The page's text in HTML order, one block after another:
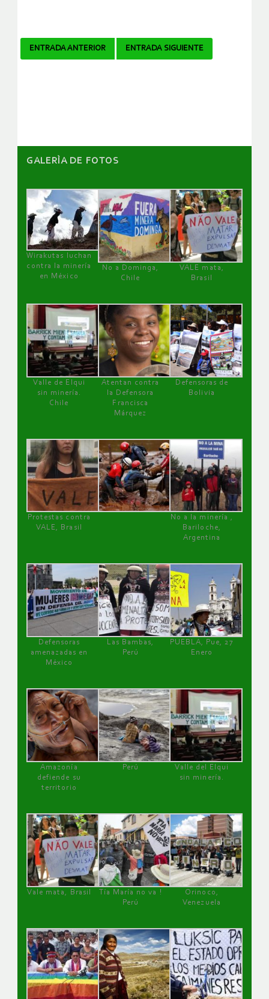
Navegador
ENTRADA ANTERIOR ENTRADA SIGUIENTE
GALERÌA DE FOTOS
Wirakutas luchan
contra la minería
en México
No a Dominga,
Chile
VALE mata,
Brasil
Valle de Elqui
sin minería.
Chile
Atentan contra
la Defensora
Francisca
Márquez
Defensoras de
Bolivia
Protestas contra
VALE, Brasil
No a la minería ,
Bariloche,
Argentina
Defensoras
amenazadas en
México
Las Bambas,
Perú
PUEBLA, Pue, 27
Enero
Amazonía
defiende su
territorio
Perú
Valle del Elqui
sin minería.
Vale mata, Brasil
Tía María no va !
Perú
Orinoco,
Venezuela